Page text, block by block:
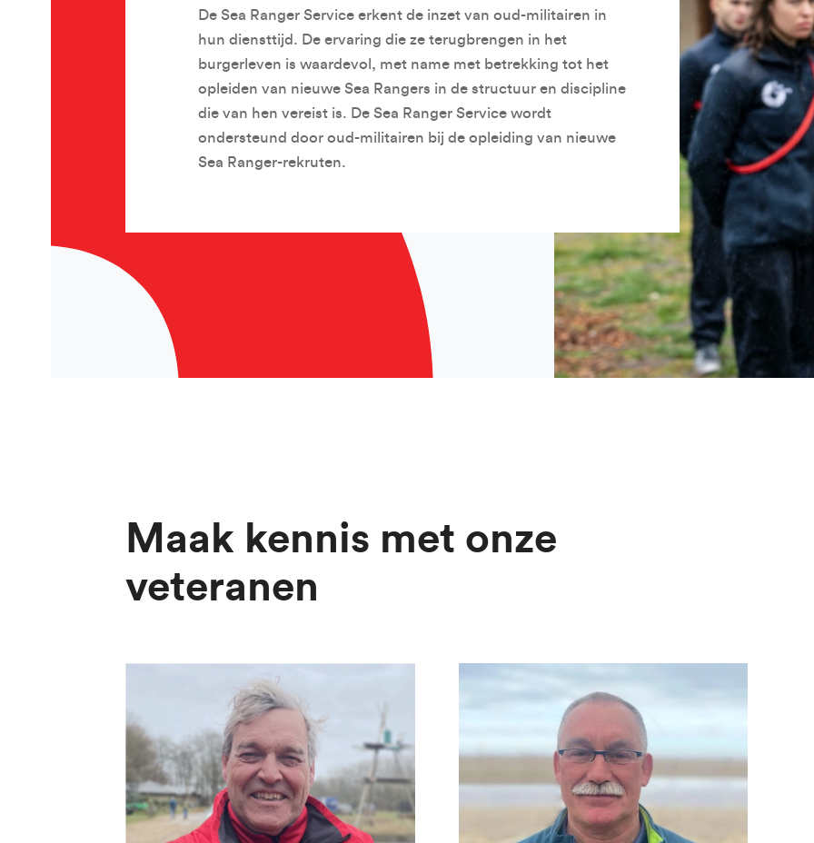
De Sea Ranger Service erkent de inzet van oud-militairen in
hun diensttijd. De ervaring die ze terugbrengen in het
burgerleven is waardevol, met name met betrekking tot het
opleiden van nieuwe Sea Rangers in de structuur en discipline
die van hen vereist is. De Sea Ranger Service wordt
ondersteund door oud-militairen bij de opleiding van nieuwe
Sea Ranger-rekruten.
Maak kennis met onze
veteranen